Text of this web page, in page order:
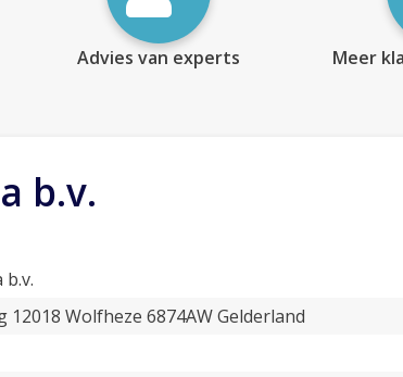
Advies van experts Meer
b.v.
b.v.
12018 Wolfheze 6874AW Gelderland